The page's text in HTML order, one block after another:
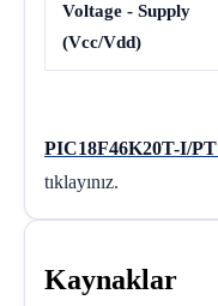
Voltage - Supply
(Vcc/Vdd)
PIC18F46K20T-I/PT
tıklayınız.
Kaynaklar